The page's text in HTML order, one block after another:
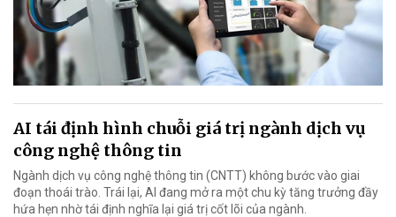
AI tái định hình chuỗi giá trị ngành dịch vụ
công nghệ thông tin
Ngành dịch vụ công nghệ thông tin (CNTT) không bước vào giai
đoạn thoái trào. Trái lại, AI đang mở ra một chu kỳ tăng trưởng đầy
hứa hẹn nhờ tái định nghĩa lại giá trị cốt lõi của ngành.